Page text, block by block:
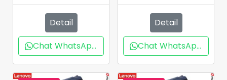
Detail
Chat WhatsApp
Detail
Chat WhatsApp